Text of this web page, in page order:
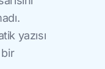
yazısı